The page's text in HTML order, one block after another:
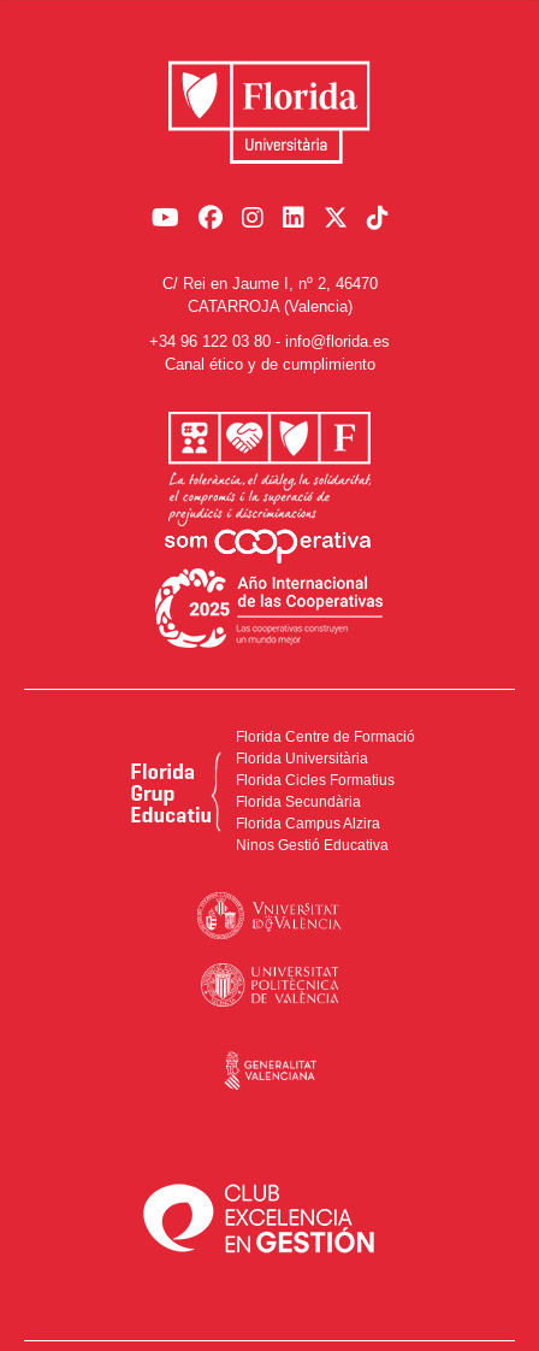
C/ Rei en Jaume I, nº 2, 46470
CATARROJA (Valencia)
+34 96 122 03 80 - info@florida.es
Canal ético y de cumplimiento
Florida Centre de Formació
Florida Universitària
Florida Cicles Formatius
Florida Secundària
Florida Campus Alzira
Ninos Gestió Educativa